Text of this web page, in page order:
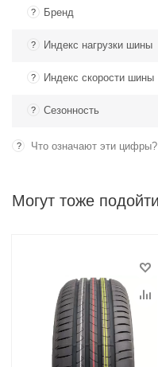
? Бренд
? Индекс нагрузки шины
? Индекс скорости шины
? Сезонность
? Что означают эти цифры?
Могут тоже подойти